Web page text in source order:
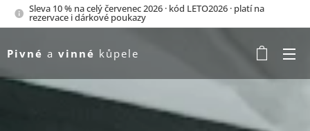
Sleva 10 % na celý červenec 2026 · kód LETO2026 · platí na
rezervace i dárkové poukazy
Pivné a vinné kůpele